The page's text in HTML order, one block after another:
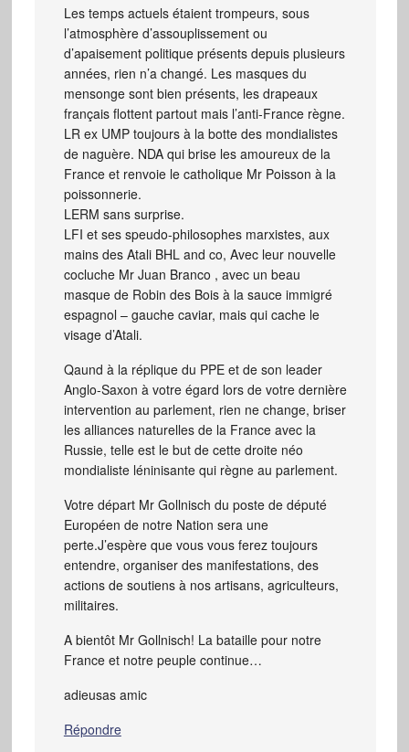
Les temps actuels étaient trompeurs, sous
l’atmosphère d’assouplissement ou
d’apaisement politique présents depuis plusieurs
années, rien n’a changé. Les masques du
mensonge sont bien présents, les drapeaux
français flottent partout mais l’anti-France règne.
LR ex UMP toujours à la botte des mondialistes
de naguère. NDA qui brise les amoureux de la
France et renvoie le catholique Mr Poisson à la
poissonnerie.
LERM sans surprise.
LFI et ses speudo-philosophes marxistes, aux
mains des Atali BHL and co, Avec leur nouvelle
cocluche Mr Juan Branco , avec un beau
masque de Robin des Bois à la sauce immigré
espagnol – gauche caviar, mais qui cache le
visage d’Atali.
Qaund à la réplique du PPE et de son leader
Anglo-Saxon à votre égard lors de votre dernière
intervention au parlement, rien ne change, briser
les alliances naturelles de la France avec la
Russie, telle est le but de cette droite néo
mondialiste léninisante qui règne au parlement.
Votre départ Mr Gollnisch du poste de député
Européen de notre Nation sera une
perte.J’espère que vous vous ferez toujours
entendre, organiser des manifestations, des
actions de soutiens à nos artisans, agriculteurs,
militaires.
A bientôt Mr Gollnisch! La bataille pour notre
France et notre peuple continue…
adieusas amic
Répondre